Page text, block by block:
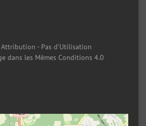
Attribution - Pas d’Utilisation
dans les Mêmes Conditions 4.0